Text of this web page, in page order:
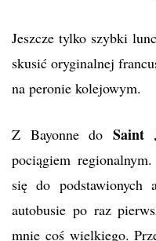
Jeszcze tylko szybki
skusić oryginalnej
na peronie kolejowym.
Z Bayonne do Saint
pociągiem
się do podstawionych
autobusie po raz
mnie coś wielkiego.